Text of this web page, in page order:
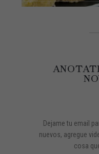
Dejame tu email
nuevos, agregue
cosa